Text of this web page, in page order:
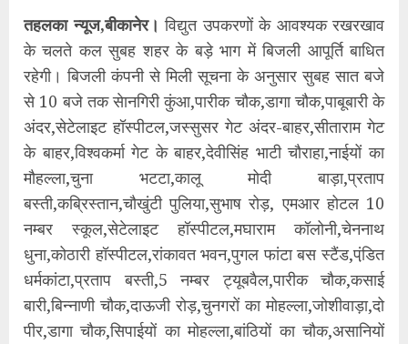
तहलका न्यूज,बीकानेर। विद्युत उपकरणों के आवश्यक रखरखाव
के चलते कल सुबह शहर के बड़े भाग में बिजली आपूर्ति बाधित
रहेगी। बिजली कंपनी से मिली सूचना के अनुसार सुबह सात बजे
से 10 बजे तक सेानगिरी कुंआ,पारीक चौक,डागा चौक,पाबूबारी के
अंदर,सेटेलाइट हॉस्पीटल,जस्सुसर गेट अंदर-बाहर,सीताराम गेट
के बाहर,विश्वकर्मा गेट के बाहर,देवीसिंह भाटी चौराहा,नाईयों का
मौहल्ला,चुना भटटा,कालू मोदी बाड़ा,प्रताप
बस्ती,कब्रिस्तान,चौखुंटी पुलिया,सुभाष रोड़, एमआर होटल 10
नम्बर स्कूल,सेटेलाइट हॉस्पीटल,मघाराम कॉलोनी,चेननाथ
धुना,कोठारी हॉस्पीटल,रांकावत भवन,पुगल फांटा बस स्टैंड,पंडि़त
धर्मकांटा,प्रताप बस्ती,5 नम्बर ट्यूबवैल,पारीक चौक,कसाई
बारी,बिन्नाणी चौक,दाऊजी रोड़,चुनगरों का मोहल्ला,जोशीवाड़ा,दो
पीर,डागा चौक,सिपाईयों का मोहल्ला,बांठियों का चौक,असानियों